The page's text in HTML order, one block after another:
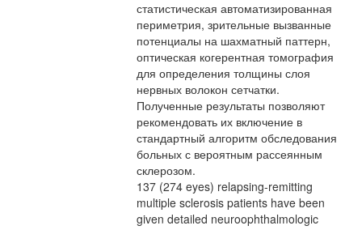
статистическая автоматизированная
периметрия, зрительные вызванные
потенциалы на шахматный паттерн,
оптическая когерентная томография
для определения толщины слоя
нервных волокон сетчатки.
Полученные результаты позволяют
рекомендовать их включение в
стандартный алгоритм обследования
больных с вероятным рассеянным
склерозом.
137 (274 eyes) relapsing-remitting
multiple sclerosis patients have been
given detailed neuroophthalmologic